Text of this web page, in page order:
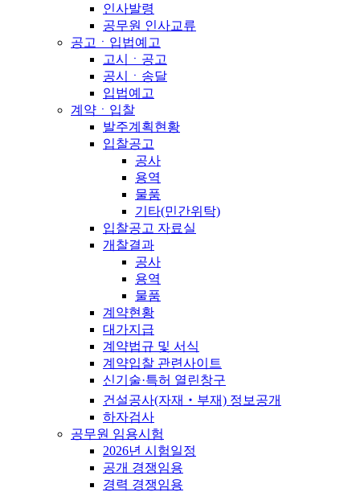
인사발령
공무원 인사교류
공고ㆍ입법예고
고시ㆍ공고
공시ㆍ송달
입법예고
계약ㆍ입찰
발주계획현황
입찰공고
공사
용역
물품
기타(민간위탁)
입찰공고 자료실
개찰결과
공사
용역
물품
계약현황
대가지급
계약법규 및 서식
계약입찰 관련사이트
신기술·특허 열린창구
건설공사(자재‧부재) 정보공개
하자검사
공무원 임용시험
2026년 시험일정
공개 경쟁임용
경력 경쟁임용